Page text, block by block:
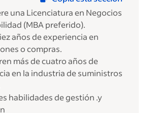
una Licenciatura en Negocios
(MBA preferido).
años de experiencia en
o compras.
más de cuatro años de
en la industria de suministros
habilidades de gestión .y